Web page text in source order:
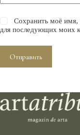
Сохранить моё имя,
для последующих моих
Отправить